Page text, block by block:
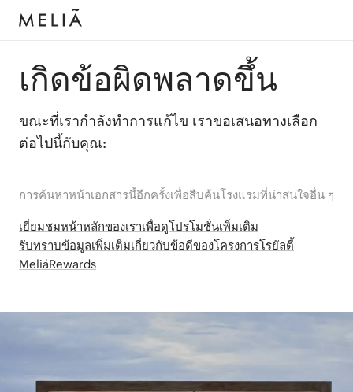
เกิดข้อผิดพลาดขึ้น
ขณะที่เรากำลังทำการแก้ไข เราขอเสนอทางเลือก
ต่อไปนี้กับคุณ:
การค้นหาหน้าเอกสารนี้อีกครั้งเพื่อสืบค้นโรงแรมที่น่าสนใจอื่น ๆ
เยี่ยมชมหน้าหลักของเราเพื่อดูโปรโมชั่นเพิ่มเติม
รับทราบข้อมูลเพิ่มเติมเกี่ยวกับข้อดีของโครงการโรยัลตี้
MeliáRewards